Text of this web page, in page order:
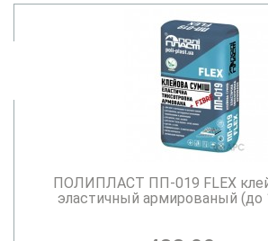
ПОЛИПЛАСТ ПП-019 FLEX
эластичный армированый (до